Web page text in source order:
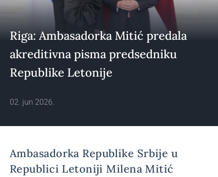
Riga: Ambasadorka Mitić predala
akreditivna pisma predsedniku
Republike Letonije
02. jun 2026.
Ambasadorka Republike Srbije u
Republici Letoniji Milena Mitić